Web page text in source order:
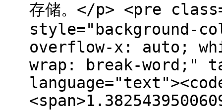
存储。</p> <pre
style="background-
overflow-x: auto;
wrap: break-word;"